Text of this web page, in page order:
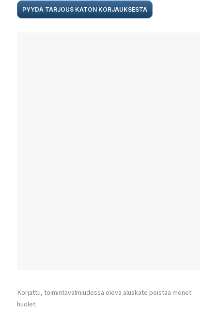
PYYDÄ TARJOUS KATON KORJAUKSESTA
Korjattu, toimintavalmiudessa oleva aluskate poistaa monet
huolet